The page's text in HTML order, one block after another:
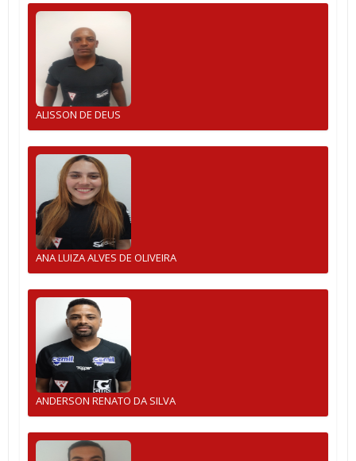
ALISSON DE DEUS
ANA LUIZA ALVES DE OLIVEIRA
ANDERSON RENATO DA SILVA